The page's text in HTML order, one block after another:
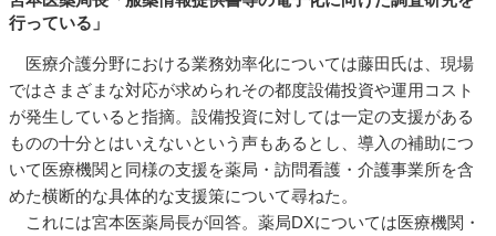
行っている」
医療介護分野における業務効率化については藤田氏は、現場
ではさまざまな対応が求められその都度設備投資や運用コスト
が発生していると指摘。設備投資に対しては一定の支援がある
ものの十分とはいえないという声もあるとし、導入の補助につ
いて医療機関と同様の支援を薬局・訪問看護・介護事業所を含
めた横断的な具体的な支援策について尋ねた。
これには宮本医薬局長が回答。薬局DXについては医療機関・